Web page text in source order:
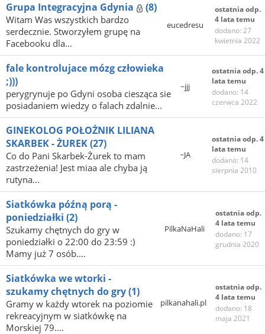
Grupa Integracyjna Gdynia (8)
Witam Was wszystkich bardzo
serdecznie. Stworzyłem grupę na
Facebooku dla...
eucedresu
ostatnia odp.
4 lata temu
dodano: 27
kwietnia 2022
fale kontrolujace mózg człowieka
;)))
perygrynuje po Gdyni osoba ciesząca sie
posiadaniem wiedzy o falach zdalnie...
~jjj
ostatnia odp. 4
lata temu
dodano: 14
czerwca 2022
GINEKOLOG POŁOŻNIK LILIANA
SKARBEK - ŻUREK(27)
Co do Pani Skarbek-Żurek to mam
zastrzeżenia! Jest miaa ale chyba ją
rutyna...
~JA
ostatnia odp. 4
lata temu
dodano: 14
sierpnia 2010
Siatkówka późną porą -
poniedziałki (2)
Szukamy chętnych do gry w
poniedziałki o 22:00 do 23:59 :)
Mamy już 7 osób....
PilkaNaHali
ostatnia odp.
4 lata temu
dodano: 17
grudnia 2020
Siatkówka we wtorki -
szukamy chętnych do gry(1)
Gramy w każdy wtorek na poziomie
rekreacyjnym w siatkówkę na
Morskiej 79....
pilkanahali.pl
ostatnia odp.
4 lata temu
dodano: 18
maja 2021